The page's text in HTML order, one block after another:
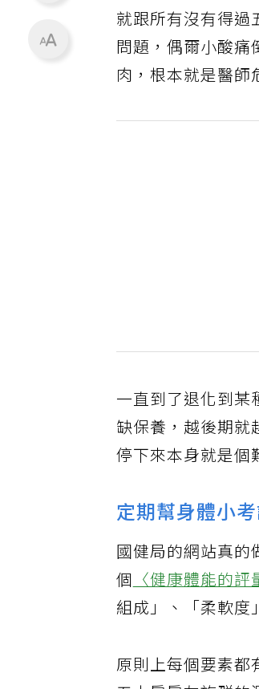
就跟所有沒有得過
問題，偶爾小酸痛
肉，根本就是醫師
一直到了退化到某
缺保養，越後期就
停下來本身就是個
定期幫身體小
國健局的網站真的
個〈健康體能的評
組成」、「柔軟度
原則上每個要素都